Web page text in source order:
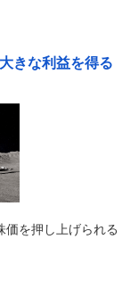
きな利益を得る
価を押し上げられる